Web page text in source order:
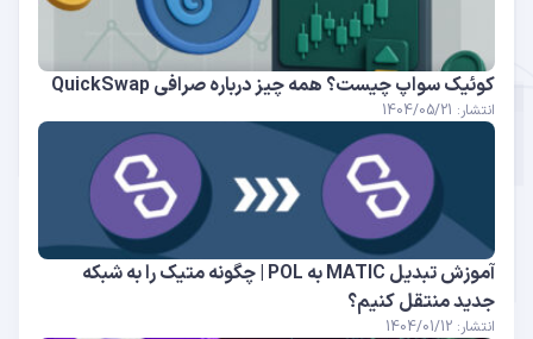
کوئیک سواپ چیست؟ همه چیز درباره صرافی QuickSwap
انتشار: 1404/05/21
آموزش تبدیل MATIC به POL | چگونه متیک را به شبکه
جدید منتقل کنیم؟
انتشار: 1404/01/12